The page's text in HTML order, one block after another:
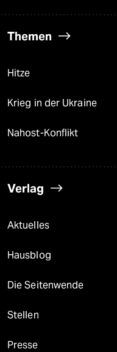
Themen
Hitze
Krieg in der Ukraine
Nahost-Konflikt
Verlag
Aktuelles
Hausblog
Die Seitenwende
Stellen
Presse